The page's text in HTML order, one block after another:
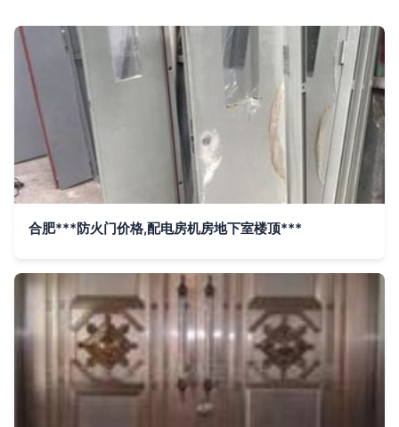
合肥***防火门价格,配电房机房地下室楼顶***